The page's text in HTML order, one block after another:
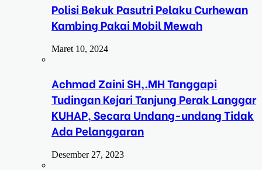
Polisi Bekuk Pasutri Pelaku Curhewan
Kambing Pakai Mobil Mewah
Maret 10, 2024
Achmad Zaini SH,.MH Tanggapi
Tudingan Kejari Tanjung Perak Langgar
KUHAP, Secara Undang-undang Tidak
Ada Pelanggaran
Desember 27, 2023